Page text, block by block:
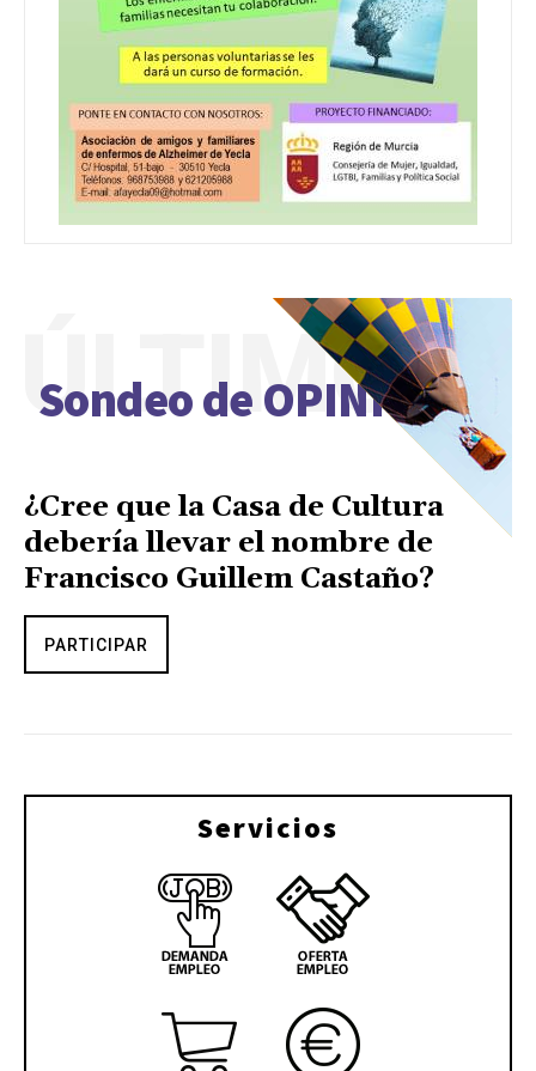
Sondeo de OPINIÓN
ÚLTIMO
¿Cree que la Casa de Cultura
debería llevar el nombre de
Francisco Guillem Castaño?
PARTICIPAR
Servicios